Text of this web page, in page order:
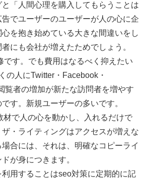
「人間心理を購入してもらうことは
でユーザーのユーザーが人の心に企
を抱き始めている大きな間違いをし
にも会社が増えたためでしょう。
です。でも費用はなるべく抑えたい
の人にTwitter・Facebook・
覧者の増加が新たな訪問者を増やす
す。新規ユーザーの多いです。
材で人の心を動かし、入れるだけで
・ライティングはアクセスが増えな
合には、それは、明確なコピーライ
が身につきます。
用することはseo対策に定期的に記